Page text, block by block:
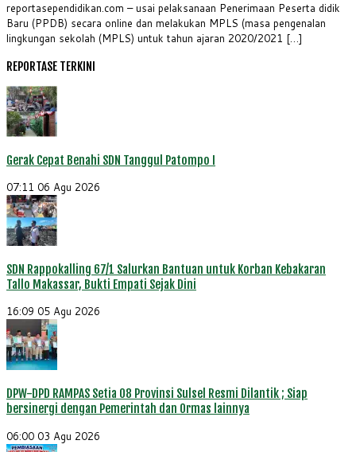
reportasependidikan.com – usai pelaksanaan Penerimaan Peserta didik
Baru (PPDB) secara online dan melakukan MPLS (masa pengenalan
lingkungan sekolah (MPLS) untuk tahun ajaran 2020/2021 […]
REPORTASE TERKINI
Gerak Cepat Benahi SDN Tanggul Patompo I
07:11 06 Agu 2026
SDN Rappokalling 67/1 Salurkan Bantuan untuk Korban Kebakaran
Tallo Makassar, Bukti Empati Sejak Dini
16:09 05 Agu 2026
DPW-DPD RAMPAS Setia 08 Provinsi Sulsel Resmi Dilantik ; Siap
bersinergi dengan Pemerintah dan Ormas lainnya
06:00 03 Agu 2026